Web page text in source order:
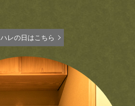
ハレの日はこちら